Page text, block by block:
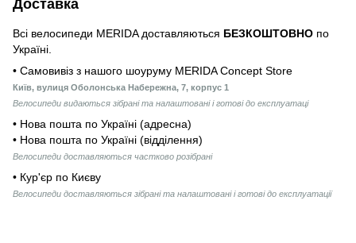
Доставка
Всі велосипеди MERIDA доставляються БЕЗКОШТОВНО по
Україні.
• Самовивіз з нашого шоуруму MERIDA Concept Store
Київ, вулиця Оболонська Набережна, 7, корпус 1
Велосипеди видаються зібрані та налаштовані і готові до експлуатаці
• Нова пошта по Україні (адресна)
• Нова пошта по Україні (відділення)
Велосипеди доставляються частково розібрані
• Кур'єр по Києву
Велосипеди доставляються зібрані та налаштовані і готові до експлуатації